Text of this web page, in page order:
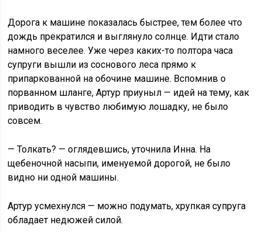
Дорога к машине показалась быстрее, тем более что
дождь прекратился и выглянуло солнце. Идти стало
намного веселее. Уже через каких-то полтора часа
супруги вышли из соснового леса прямо к
припаркованной на обочине машине. Вспомнив о
порванном шланге, Артур приуныл — идей на тему, как
приводить в чувство любимую лошадку, не было
совсем.
— Толкать? — оглядевшись, уточнила Инна. На
щебеночной насыпи, именуемой дорогой, не было
видно ни одной машины.
Артур усмехнулся — можно подумать, хрупкая супруга
обладает недюжей силой.